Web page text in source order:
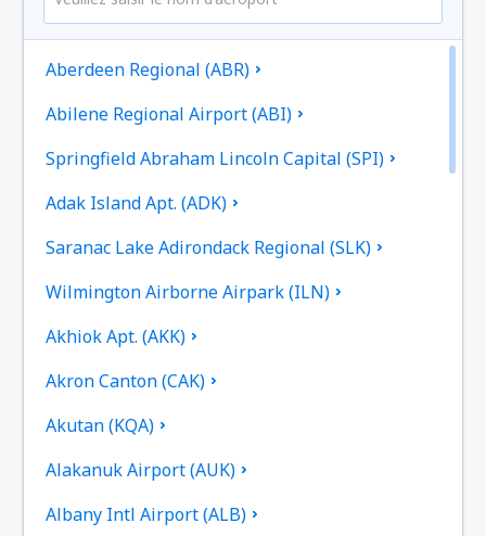
Aberdeen Regional (ABR)
Abilene Regional Airport (ABI)
Springfield Abraham Lincoln Capital (SPI)
Adak Island Apt. (ADK)
Saranac Lake Adirondack Regional (SLK)
Wilmington Airborne Airpark (ILN)
Akhiok Apt. (AKK)
Akron Canton (CAK)
Akutan (KQA)
Alakanuk Airport (AUK)
Albany Intl Airport (ALB)